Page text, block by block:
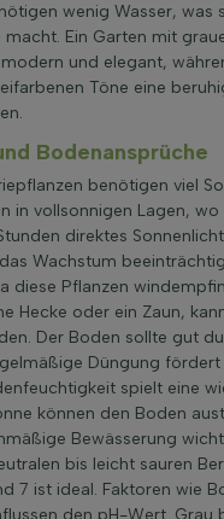
wenig Wasser, was
Ein Garten mit
und elegant,
Töne eine
Bodenansprüche
benötigen viel
in vollsonnigen Lagen, wo
direktes
Wachstum
diese Pflanzen
Hecke oder ein Zaun,
Der Boden sollte gut
Düngung fördert
spielt eine
können den Boden
Bewässerung
bis leicht sauren
7 ist ideal. Faktoren wie
den pH-Wert. Grau